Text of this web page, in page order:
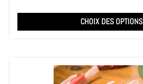
CHOIX DES OPTIONS